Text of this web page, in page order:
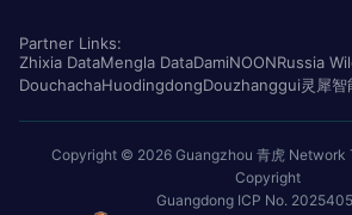
Partner Links:
Zhixia DataMengla DataDamiNOONRussia
DouchachaHuodingdongDouzhanggui灵犀智
Copyright © 2026 Guangzhou 青虎 Network
Copyright
Guangdong ICP No.